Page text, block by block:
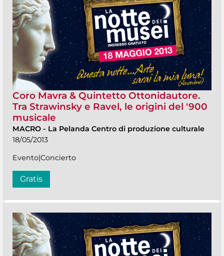
Coro Mavra & Quintetto Ottonidautore.
Tra Strawinsky e Ravel, le origini del '900
musicale
MACRO - La Pelanda Centro di produzione culturale
18/05/2013
Evento|Concierto
Gratis